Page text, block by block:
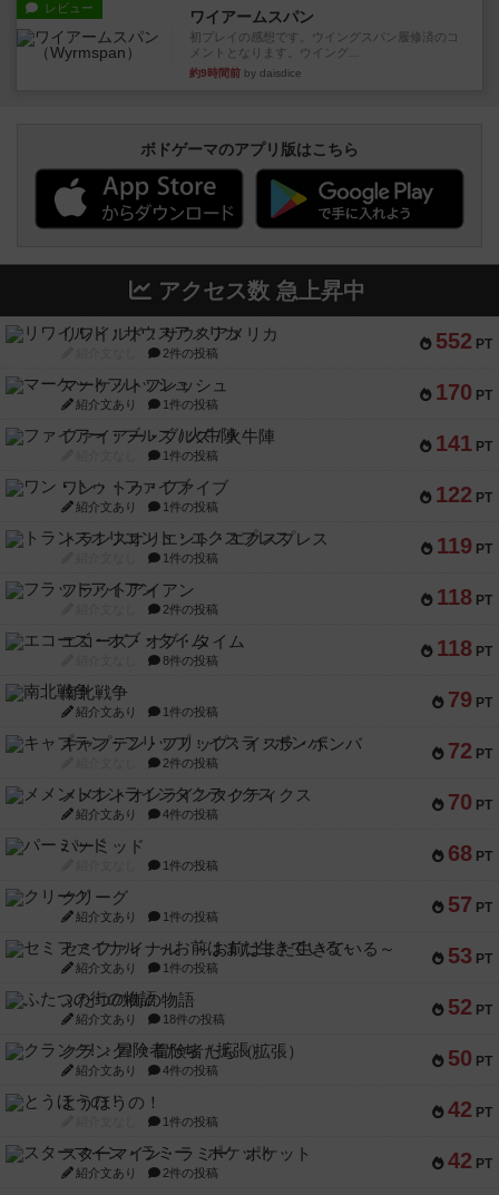
レビュー ワイアームスパン
初プレイの感想です。ウイングスパン履修済のコ
メントとなります。ウイング...
約9時間前 by daisdice
ボドゲーマのアプリ版はこちら
アクセス数 急上昇中
552 PT
リワイルド：サウスアメリカ
2件の投稿
170 PT
マーケットフレッシュ
紹介文あり 1件の投稿
141 PT
ファイアー・ブルズ / 火牛陣
1件の投稿
122 PT
ワン・トゥ・ファイブ
紹介文あり 1件の投稿
119 PT
トランスオリエント・エクスプレス
1件の投稿
118 PT
フラットアイアン
2件の投稿
118 PT
エコーズ・オブ・タイム
8件の投稿
79 PT
南北戦争
紹介文あり 1件の投稿
72 PT
キャプテン・フリップ：イスラ・ボンバ
2件の投稿
70 PT
メメントオンラインタクティクス
紹介文あり 4件の投稿
68 PT
パーミッド
1件の投稿
57 PT
クリーグ
紹介文あり 1件の投稿
53 PT
セミファイナル ～お前はまだ生きている～
紹介文あり 1件の投稿
52 PT
ふたつの街の物語
紹介文あり 18件の投稿
50 PT
クランク! ：冒険者たち（拡張）
紹介文あり 4件の投稿
42 PT
とうほうの！
1件の投稿
42 PT
スターマイン・ラミー ポケット
紹介文あり 2件の投稿